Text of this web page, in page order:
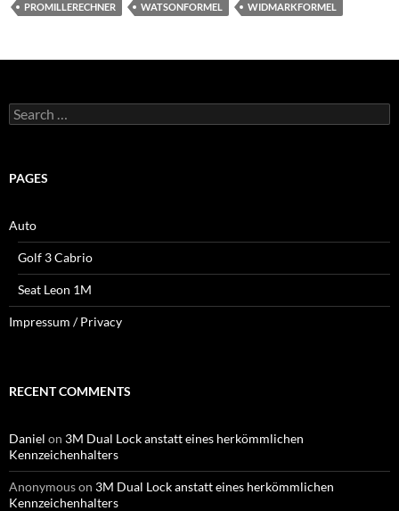
PROMILLERECHNER
WATSONFORMEL WIDMARKFORMEL
Search
for:
PAGES
Auto
Golf 3 Cabrio
Seat Leon 1M
Impressum / Privacy
RECENT COMMENTS
Daniel on 3M Dual Lock anstatt eines herkömmlichen
Kennzeichenhalters
Anonymouson 3M Dual Lock anstatt eines herkömmlichen
Kennzeichenhalters